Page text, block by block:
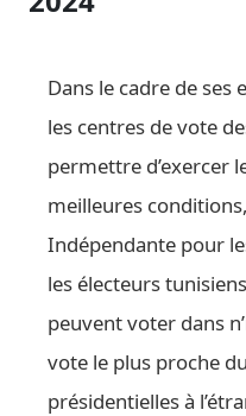
Dans le cadre de
les centres de vote
permettre d’exercer
meilleures
Indépendante pour
les électeurs
peuvent voter dans
vote le plus proche
présidentielles à